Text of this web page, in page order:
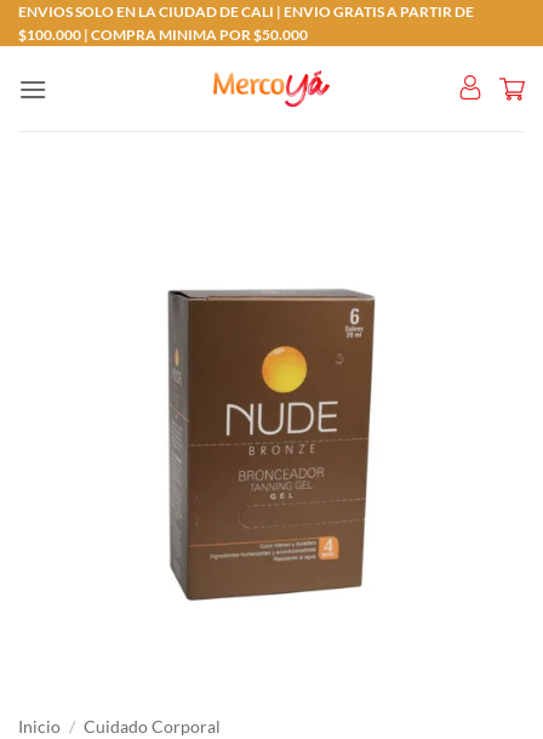
Saltar
al
ENVIOS SOLO EN LA CIUDAD DE CALI | ENVIO GRATIS A PARTIR DE
$100.000 | COMPRA MINIMA POR $50.000
Inicio / Cuidado Corporal